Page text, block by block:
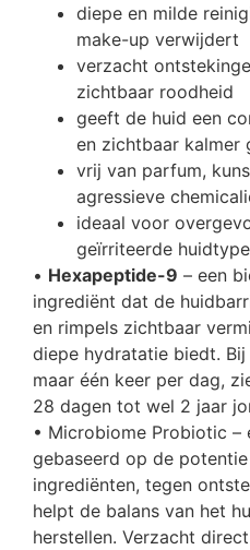
diepe en milde
make-up verwijdert
verzacht
zichtbaar roodheid
geeft de huid een
en zichtbaar kalmer
vrij van parfum,
agressieve
ideaal voor
geïrriteerde huidtype
• Hexapeptide-9 – een
ingrediënt dat de
en rimpels zichtbaar
diepe hydratatie biedt.
maar één keer per dag,
28 dagen tot wel 2 jaar
• Microbiome Probiotic –
gebaseerd op de
ingrediënten, tegen
helpt de balans van het
herstellen. Verzacht